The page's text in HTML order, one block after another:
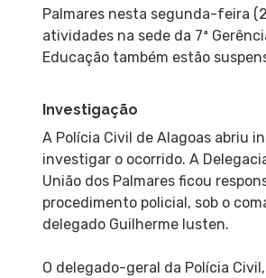
Palmares nesta segunda-feira
atividades na sede da 7ª
Educação também estão
Investigação
A Polícia Civil de Alagoas abriu
investigar o ocorrido. A
União dos Palmares ficou
procedimento policial, sob o
delegado Guilherme Iusten.
O delegado-geral da Polícia